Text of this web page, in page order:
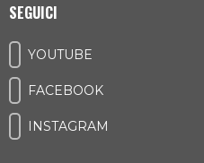
SEGUICI
YOUTUBE
FACEBOOK
INSTAGRAM